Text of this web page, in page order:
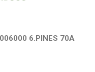
6.PINES 70A